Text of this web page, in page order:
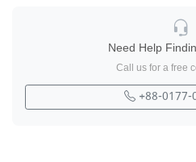
Need Help
Call us for a free
+88-0177-